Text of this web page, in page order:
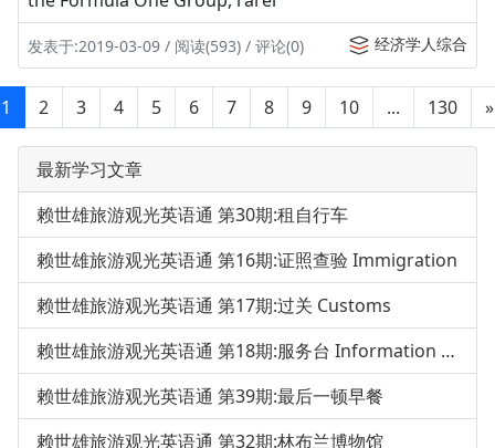
发表于:2019-03-09 / 阅读(593) / 评论(0) 经济学人综合
1 2 3 4 5 6 7 8 9 10 ... 130 »
最新学习文章
赖世雄旅游观光英语通 第30期:租自行车
赖世雄旅游观光英语通 第16期:证照查验 Immigration
赖世雄旅游观光英语通 第17期:过关 Customs
赖世雄旅游观光英语通 第18期:服务台 Information Desk
赖世雄旅游观光英语通 第39期:最后一顿早餐
赖世雄旅游观光英语通 第32期:林布兰博物馆